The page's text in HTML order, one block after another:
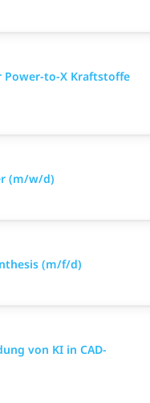
Power-to-X Kraftstoffe
(m/w/d)
(m/f/d)
von KI in CAD-